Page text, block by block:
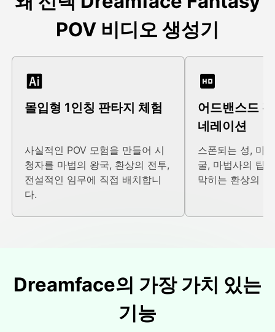
POV 비디오 생성기
몰입형 1인칭 판타지 체험
사실적인 POV 모험을 만들어 시
청자를 마법의 왕국, 환상의 전투,
전설적인 임무에 직접 배치합니
다.
어드밴스드
네레이션
스폰되는 성, 마
굴, 마법사의 탑,
막히는 환상의 환
Dreamface의 가장 가치 있는
기능